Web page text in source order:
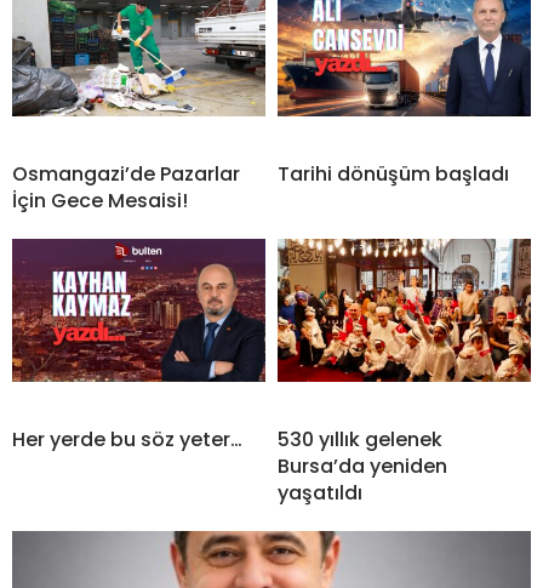
Osmangazi’de Pazarlar
İçin Gece Mesaisi!
Tarihi dönüşüm başladı
Her yerde bu söz yeter…
530 yıllık gelenek
Bursa’da yeniden
yaşatıldı